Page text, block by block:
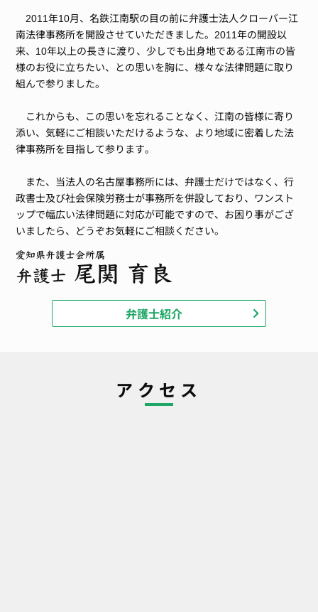
2011年10月、名鉄江南駅の目の前に弁護士法人クローバー江
南法律事務所を開設させていただきました。2011年の開設以
来、10年以上の長きに渡り、少しでも出身地である江南市の皆
様のお役に立ちたい、との思いを胸に、様々な法律問題に取り
組んで参りました。
これからも、この思いを忘れることなく、江南の皆様に寄り
添い、気軽にご相談いただけるような、より地域に密着した法
律事務所を目指して参ります。
また、当法人の名古屋事務所には、弁護士だけではなく、行
政書士及び社会保険労務士が事務所を併設しており、ワンスト
ップで幅広い法律問題に対応が可能ですので、お困り事がござ
いましたら、どうぞお気軽にご相談ください。
弁護士紹介
アクセス